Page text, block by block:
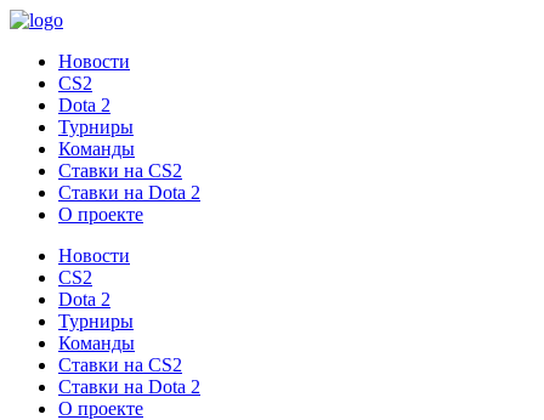
Новости
CS2
Dota 2
Турниры
Команды
Ставки на CS2
Ставки на Dota 2
О проекте
Новости
CS2
Dota 2
Турниры
Команды
Ставки на CS2
Ставки на Dota 2
О проекте